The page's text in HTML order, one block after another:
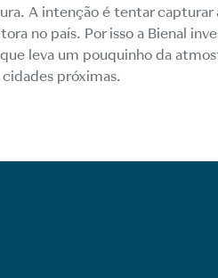
A intenção é tentar capturar
no país. Por isso a Bienal
leva um pouquinho da
próximas.